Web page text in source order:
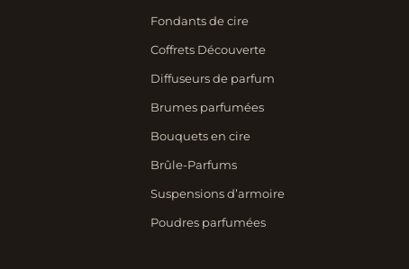
Fondants de cire
Coffrets Découverte
Diffuseurs de parfum
Brumes parfumées
Bouquets en cire
Brûle-Parfums
Suspensions d’armoire
Poudres parfumées